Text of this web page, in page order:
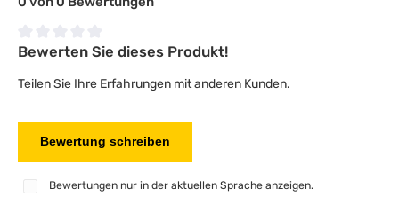
Durchschnittliche Bewertung von 0 von 5 Sternen
Bewerten Sie dieses Produkt!
Teilen Sie Ihre Erfahrungen mit anderen Kunden.
Bewertung schreiben
Bewertungen nur in der aktuellen Sprache anzeigen.